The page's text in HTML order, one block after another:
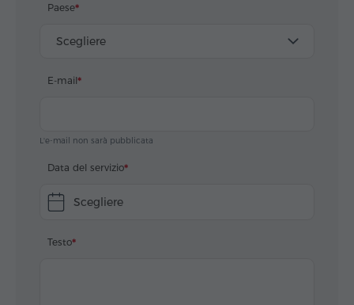
Paese
Scegliere
E-mail
L'e-mail non sarà pubblicata
Data del servizio
Scegliere
Testo